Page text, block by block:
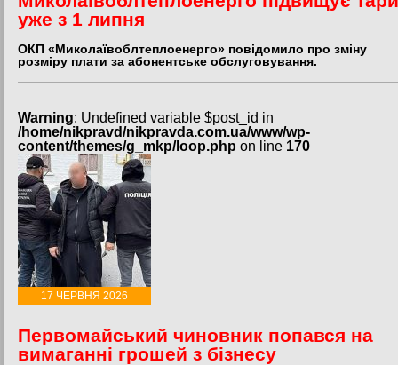
уже з 1 липня
ОКП «Миколаївоблтеплоенерго» повідомило про зміну
розміру плати за абонентське обслуговування.
Warning: Undefined variable $post_id in
/home/nikpravd/nikpravda.com.ua/www/wp-
content/themes/g_mkp/loop.php on line 170
17 ЧЕРВНЯ 2026
Первомайський чиновник попався на
вимаганні грошей з бізнесу